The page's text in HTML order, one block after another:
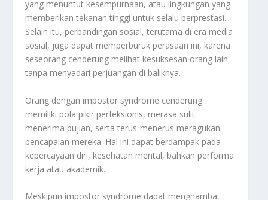
yang menuntut kesempurnaan, atau lingkungan yang
memberikan tekanan tinggi untuk selalu berprestasi.
Selain itu, perbandingan sosial, terutama di era media
sosial, juga dapat memperburuk perasaan ini, karena
seseorang cenderung melihat kesuksesan orang lain
tanpa menyadari perjuangan di baliknya.
Orang dengan impostor syndrome cenderung
memiliki pola pikir perfeksionis, merasa sulit
menerima pujian, serta terus-menerus meragukan
pencapaian mereka. Hal ini dapat berdampak pada
kepercayaan diri, kesehatan mental, bahkan performa
kerja atau akademik.
Meskipun impostor syndrome dapat menghambat